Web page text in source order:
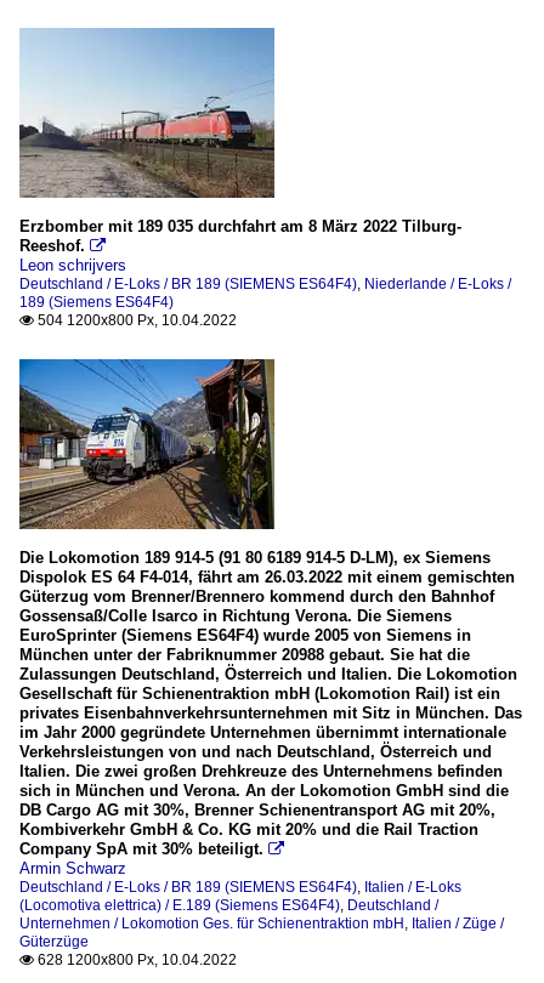
Erzbomber mit 189 035 durchfahrt am 8 März 2022 Tilburg-
Reeshof. 
Leon schrijvers
Deutschland / E-Loks / BR 189 (SIEMENS ES64F4), Niederlande / E-Loks /
189 (Siemens ES64F4)
 504 1200x800 Px, 10.04.2022
Die Lokomotion 189 914-5 (91 80 6189 914-5 D-LM), ex Siemens
Dispolok ES 64 F4-014, fährt am 26.03.2022 mit einem gemischten
Güterzug vom Brenner/Brennero kommend durch den Bahnhof
Gossensaß/Colle Isarco in Richtung Verona. Die Siemens
EuroSprinter (Siemens ES64F4) wurde 2005 von Siemens in
München unter der Fabriknummer 20988 gebaut. Sie hat die
Zulassungen Deutschland, Österreich und Italien. Die Lokomotion
Gesellschaft für Schienentraktion mbH (Lokomotion Rail) ist ein
privates Eisenbahnverkehrsunternehmen mit Sitz in München. Das
im Jahr 2000 gegründete Unternehmen übernimmt internationale
Verkehrsleistungen von und nach Deutschland, Österreich und
Italien. Die zwei großen Drehkreuze des Unternehmens befinden
sich in München und Verona. An der Lokomotion GmbH sind die
DB Cargo AG mit 30%, Brenner Schienentransport AG mit 20%,
Kombiverkehr GmbH & Co. KG mit 20% und die Rail Traction
Company SpA mit 30% beteiligt. 
Armin Schwarz
Deutschland / E-Loks / BR 189 (SIEMENS ES64F4), Italien / E-Loks
(Locomotiva elettrica) / E.189 (Siemens ES64F4), Deutschland /
Unternehmen / Lokomotion Ges. für Schienentraktion mbH , Italien / Züge /
Güterzüge
 628 1200x800 Px, 10.04.2022